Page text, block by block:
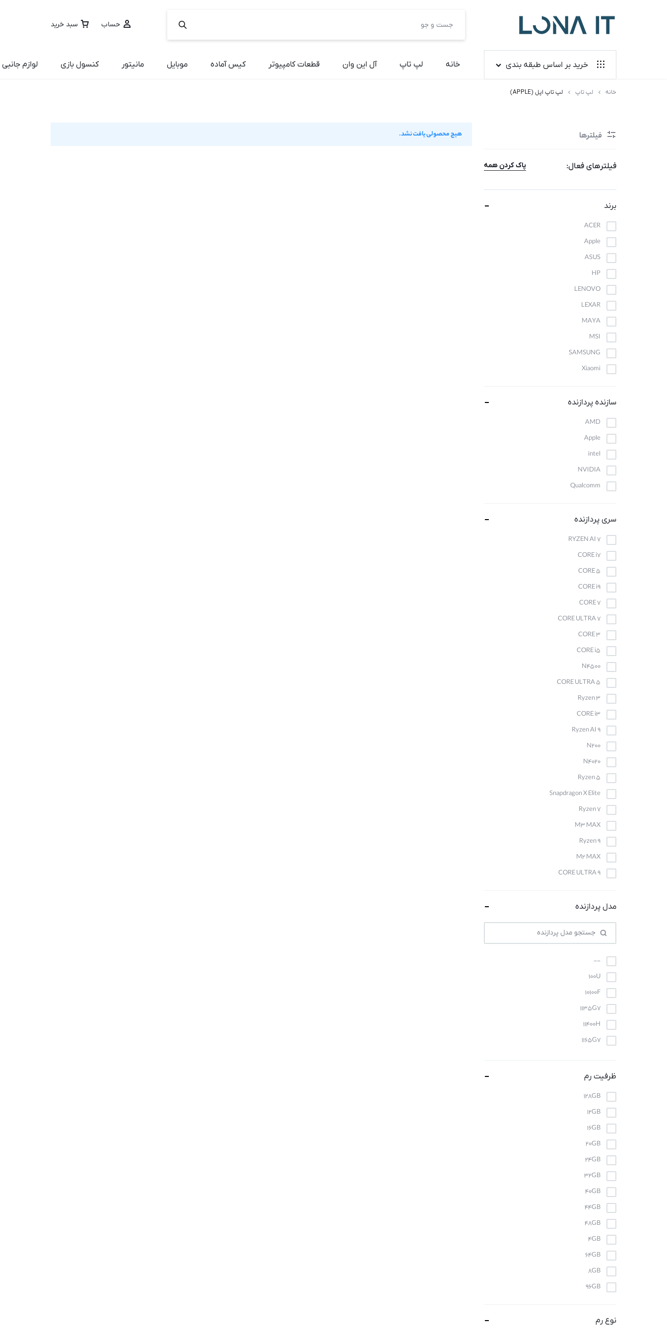
فروشگاه
لونا
آی
حساب سبد خرید
خرید بر اساس طبقه بندی
لپ تاپ
کنسول بازی
کیس آماده
خانه لپ تاپ آل این وان قطعات کامپیوتر کیس آماده موبایل مانیتور کنسول بازی لوازم جانبی
خانه لپ تاپ لپ تاپ اپل (APPLE)
تاپ
اپل
(APPLE)
هیچ محصولی یافت نشد. فیلترها
فیلترهای فعال: پاک کردن همه
برند
ACER
Apple
ASUS
HP
LENOVO
LEXAR
MAYA
MSI
SAMSUNG
Xiaomi
سازنده پردازنده
AMD
Apple
intel
NVIDIA
Qualcomm
سری پردازنده
RYZEN AI 7
CORE i7
CORE 5
CORE i9
CORE 7
CORE ULTRA 7
CORE 3
CORE i5
N4500
CORE ULTRA 5
Ryzen 3
CORE i3
Ryzen AI 9
N200
N4020
Ryzen 5
Snapdragon X Elite
Ryzen 7
M3 MAX
Ryzen 9
M2 MAX
CORE ULTRA 9
مدل پردازنده
--
100U
10100F
1135G7
11400H
1165G7
11800H
12700H
ظرفیت رم
128GB
12GB
16GB
20GB
24GB
32GB
40GB
44GB
48GB
4GB
64GB
8GB
96GB
نوع رم